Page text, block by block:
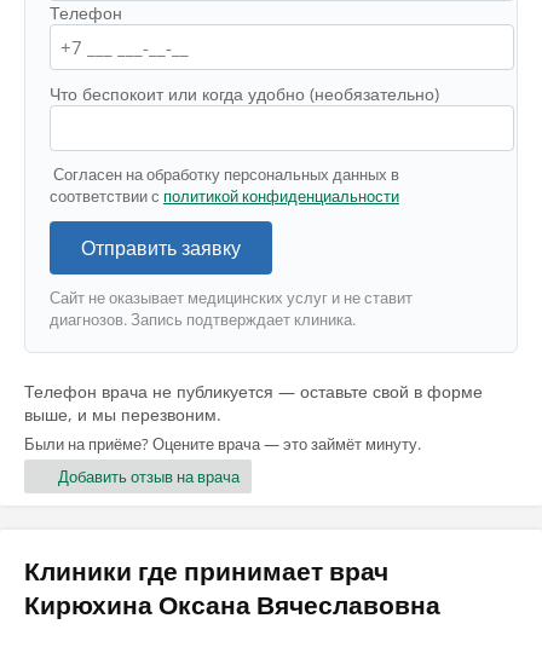
Телефон
Что беспокоит или когда удобно (необязательно)
Согласен на обработку персональных данных в
соответствии с политикой конфиденциальности
Отправить заявку
Сайт не оказывает медицинских услуг и не ставит
диагнозов. Запись подтверждает клиника.
Телефон врача не публикуется — оставьте свой в форме
выше, и мы перезвоним.
Были на приёме? Оцените врача — это займёт минуту.
Добавить отзыв на врача
Клиники где принимает врач
Кирюхина Оксана Вячеславовна